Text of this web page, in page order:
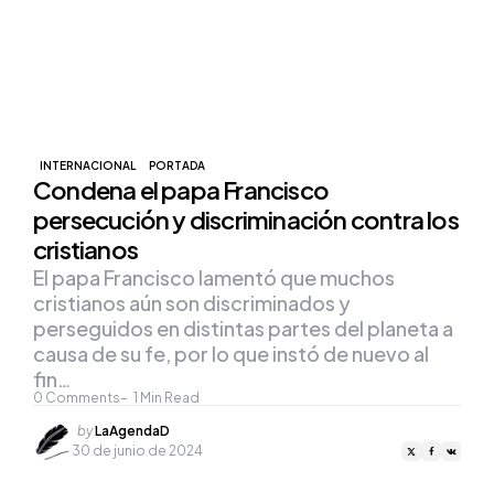
INTERNACIONAL PORTADA
Condena el papa Francisco
persecución y discriminación contra los
cristianos
0 Comments 1 Min Read
El papa Francisco lamentó que muchos
cristianos aún son discriminados y
perseguidos en distintas partes del planeta a
causa de su fe, por lo que instó de nuevo al
fin…
Posted
by
byLaAgendaD
30 de junio de 2024